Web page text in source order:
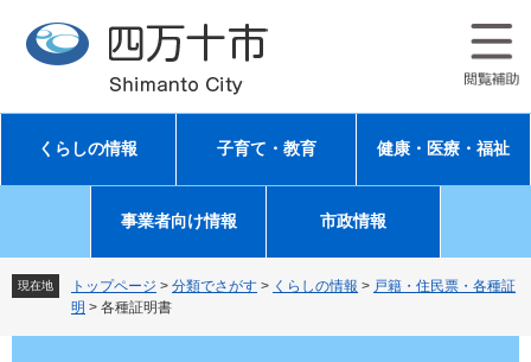
先
す
を
し
文
くらしの情報 子育て・教育 健康・医療・福祉
事業者向け情報 市政情報
現在地 トップページ > 分類でさがす > くらしの情報 > 戸籍・住民票・各種証
明 > 各種証明書